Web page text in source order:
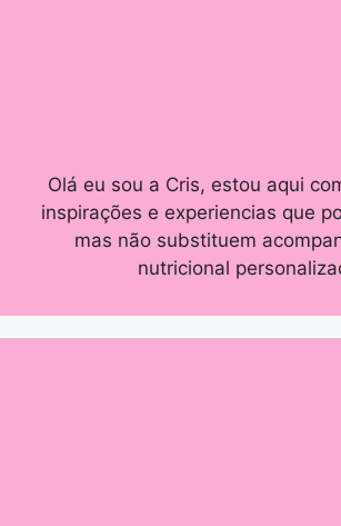
Olá eu sou a Cris, estou aqui
inspirações e experiencias que
mas não substituem
nutricional